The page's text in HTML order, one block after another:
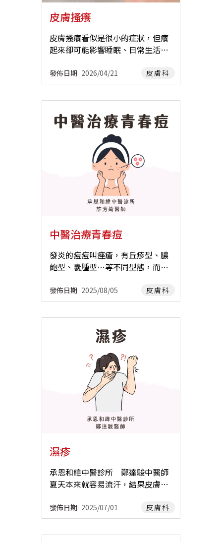
皮膚科
皮膚搔癢
皮膚搔癢看似是很小的症狀，但癢
起來卻可能影響睡眠、日常生活、
而，造成皮膚搔癢的原因有很多
種，就讓我們來認識一下有哪些原
因與治療方式吧! 承恩和緯中醫診
成因 「搔癢」的感覺是怎麼產生的
呢? 常見的機轉是當表皮受到損
傷、或遇到過敏原，分布在表皮的
游離神經纖維末稍便會受到刺激，
並將此訊號經由脊髓傳至大腦，因
而產生癢感；同時這些被活化的神
經纖維末梢會釋放各種神經胜肽，
刺激免疫細胞，造成進一步的發炎
皮膚上的角質細胞就會釋放大量的
發炎因子，因此會越抓越癢，產生
惡性循環，這也是為何皮膚搔癢這
麼難治療的原因之一。 造成搔癢
灶 ( Dermatologic )–例如，乾燥
症、異位性皮膚炎、乾癬、蕁麻
身性疾病(Systemic )– 例如，慢性
腎衰竭，肝病，血液疾患，癌症，
藥物…等。 3.神經性 (Neurologic
)– 例如，背部感覺異常性搔癢(not
algia paresthetica )、帶狀皰疹後
搔癢…等。 4.心理性(Psychogeni
c) – 例如，憂鬱，焦慮，強迫症，
寄生蟲感染妄想(delusional infest
ation) …等。 5.也有可能是綜合
對不同的原因，會有不同的治療方
式。 二、西醫如何治療皮膚搔癢 治
療方式會依搔癢原因不同而有所調
整，針對皮膚病灶所造成的搔癢，
西醫治療主要是 減少發炎、止癢與
修復。 常見方式： •口服抗組織
用止癢藥膏 (根據不同病因，開立
發佈日期 2026/04/21
皮膚科
中醫治療青春痘
發炎的痘痘叫痤瘡，有丘疹型、膿
皰型、囊腫型…等不同型態，而痤
痘痘。 造成青春痘的原因 有很
多，例如： ▪︎ 皮脂腺分泌過旺（常
見於青春期） ▪︎ 毛囊發炎 ▪︎ 毛囊
角化（造成毛囊阻塞） ▪︎ 痤瘡桿菌
或蠕形蟎蟲增生 西醫的治療方式有
口服或外用抗生素、A酸…等。 中
醫治療青春痘 以中醫來說，青春痘
最常見的原因是「肺胃濕熱」，當
這些濕熱累積太多排不出去，便會
反應在臉上形成粉刺、痤瘡，可使
用枇杷清肺飲來清肺胃濕熱。 有些
女孩月經不調、在月經前容易大爆
以使用金香菊方來調補衝任、清熱
化瘀。 有些痘痘很大顆、頑固難
消，像是囊腫型或結節型的痘痘，
這時就需要加入一些軟堅散結的
等。 除了根據不同的證型來開立合
適的 ꕤ 科學中藥 之外，針對皮脂
發佈日期 2025/08/05
皮膚科
濕疹
承恩和緯中醫診所 鄭達駿中醫師
夏天本來就容易流汗，結果皮膚一
水，怎麼擦藥都好不了，真的快被
濕疹逼瘋了！ 最開始是手肘彎曲
處、膝蓋後側，出現幾塊癢癢的紅
發佈日期 2025/07/01